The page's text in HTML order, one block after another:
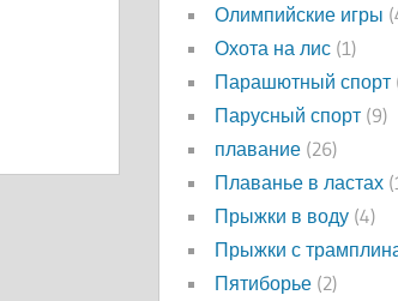
Олимпийские игры
Охота на лис (1)
Парашютный спорт
Парусный спорт (9)
плавание (26)
Плаванье в ластах
Прыжки в воду (4)
Прыжки с
Пятиборье (2)